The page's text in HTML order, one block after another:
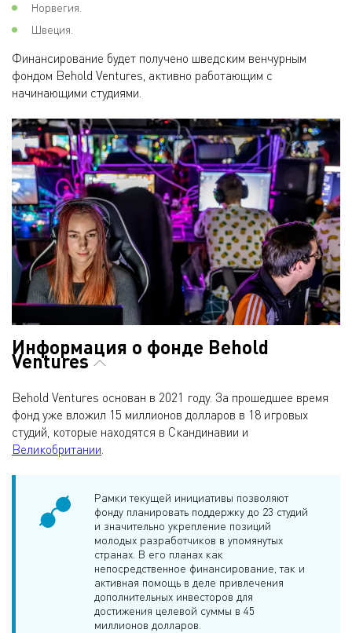
Норвегия.
Швеция.
Финансирование будет получено шведским венчурным
фондом Behold Ventures, активно работающим с
начинающими студиями.
Информация о фонде Behold
Ventures
Behold Ventures основан в 2021 году. За прошедшее время
фонд уже вложил 15 миллионов долларов в 18 игровых
студий, которые находятся в Скандинавии и
Великобритании.
Рамки текущей инициативы позволяют
фонду планировать поддержку до 23 студий
и значительно укрепление позиций
молодых разработчиков в упомянутых
странах. В его планах как
непосредственное финансирование, так и
активная помощь в деле привлечения
дополнительных инвесторов для
достижения целевой суммы в 45
миллионов долларов.